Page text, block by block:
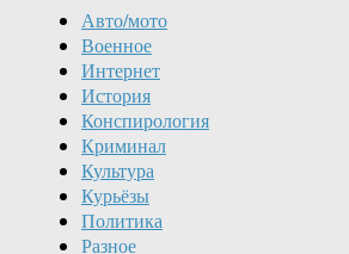
Авто/мото
Военное
Интернет
История
Конспирология
Криминал
Культура
Курьёзы
Политика
Разное